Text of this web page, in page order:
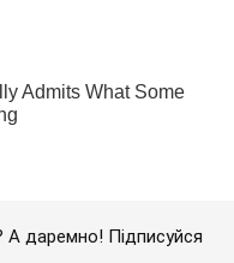
даремно! Підписуйся